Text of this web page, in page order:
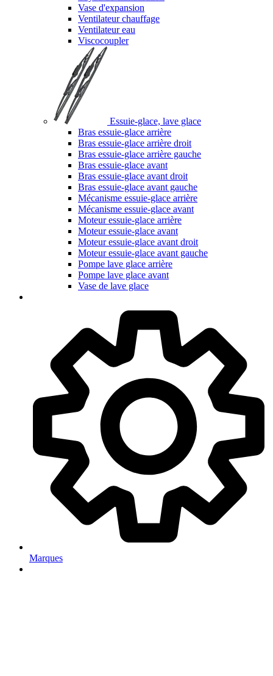
Vase d'expansion
Ventilateur chauffage
Ventilateur eau
Viscocoupler
Essuie-glace, lave glace
Bras essuie-glace arrière
Bras essuie-glace arrière droit
Bras essuie-glace arrière gauche
Bras essuie-glace avant
Bras essuie-glace avant droit
Bras essuie-glace avant gauche
Mécanisme essuie-glace arrière
Mécanisme essuie-glace avant
Moteur essuie-glace arrière
Moteur essuie-glace avant
Moteur essuie-glace avant droit
Moteur essuie-glace avant gauche
Pompe lave glace arrière
Pompe lave glace avant
Vase de lave glace
Marques